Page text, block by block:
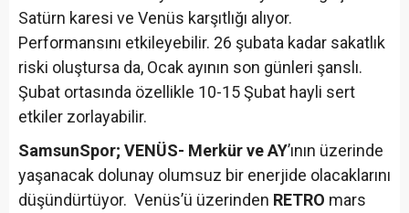
Satürn karesi ve Venüs karşıtlığı alıyor.
Performansını etkileyebilir. 26 şubata kadar sakatlık
riski oluştursa da, Ocak ayının son günleri şanslı.
Şubat ortasında özellikle 10-15 Şubat hayli sert
etkiler zorlayabilir.
SamsunSpor; VENÜS- Merkür ve AY’ının üzerinde
yaşanacak dolunay olumsuz bir enerjide olacaklarını
düşündürtüyor. Venüs’ü üzerinden RETRO mars